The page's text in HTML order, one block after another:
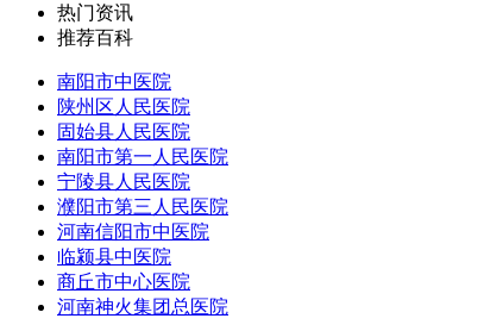
热门资讯
推荐百科
南阳市中医院
陕州区人民医院
固始县人民医院
南阳市第一人民医院
宁陵县人民医院
濮阳市第三人民医院
河南信阳市中医院
临颍县中医院
商丘市中心医院
河南神火集团总医院